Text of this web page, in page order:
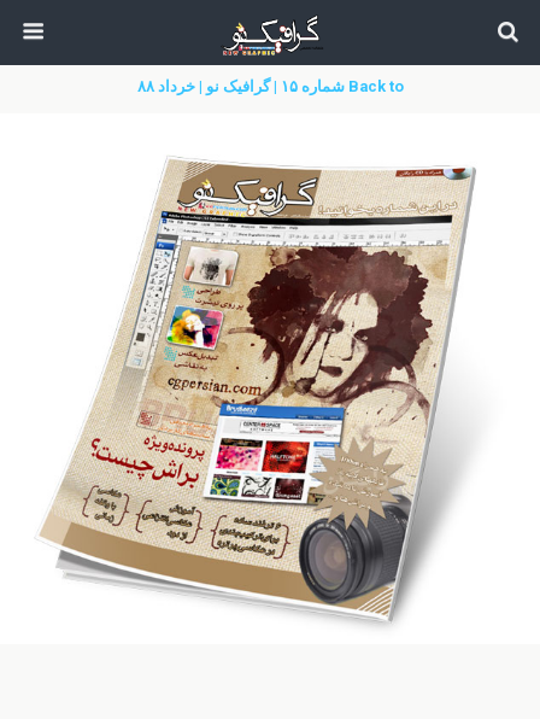
Back to شماره ۱۵ | گرافیک نو | خرداد ۸۸